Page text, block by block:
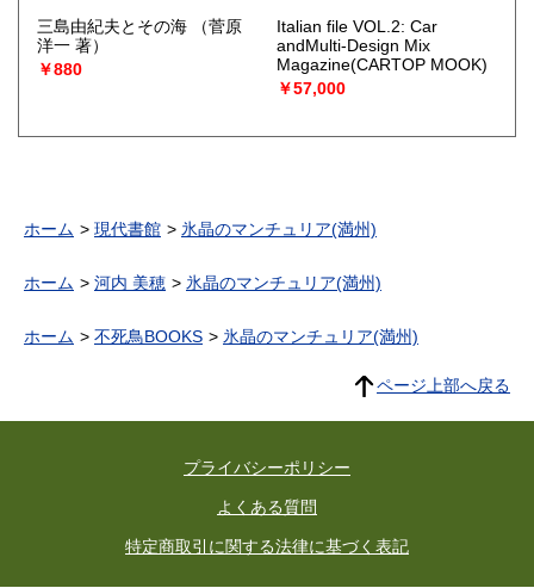
三島由紀夫とその海
（菅原
洋一 著）
￥880
Italian file VOL.2: Car
andMulti-Design Mix
Magazine(CARTOP MOOK)
￥57,000
ホーム 現代書館 氷晶のマンチュリア(満州)
ホーム 河内 美穂 氷晶のマンチュリア(満州)
ホーム 不死鳥BOOKS 氷晶のマンチュリア(満州)
ページ上部へ戻る
プライバシーポリシー
よくある質問
特定商取引に関する法律に基づく表記